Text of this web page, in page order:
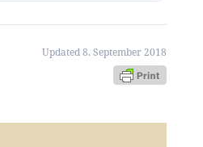
Updated 8. September 2018